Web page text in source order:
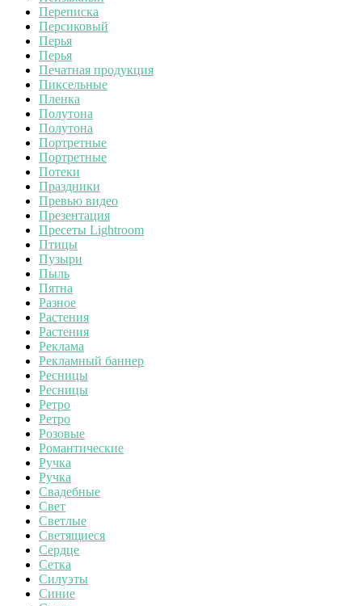
Переписка
Персиковый
Перья
Перья
Печатная продукция
Пиксельные
Пленка
Полутона
Полутона
Портретные
Портретные
Потеки
Праздники
Превью видео
Презентация
Пресеты Lightroom
Птицы
Пузыри
Пыль
Пятна
Разное
Растения
Растения
Реклама
Рекламный баннер
Ресницы
Ресницы
Ретро
Ретро
Розовые
Романтические
Ручка
Ручка
Свадебные
Свет
Светлые
Светящиеся
Сердце
Сетка
Силуэты
Синие